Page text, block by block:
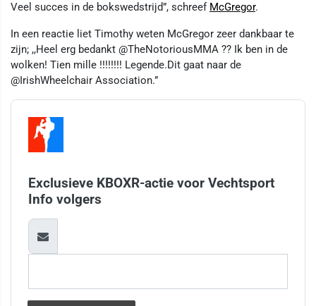
Veel succes in de bokswedstrijd”, schreef McGregor.
In een reactie liet Timothy weten McGregor zeer dankbaar te
zijn; ,,Heel erg bedankt @TheNotoriousMMA ?? Ik ben in de
wolken! Tien mille !!!!!!!! Legende.Dit gaat naar de
@IrishWheelchair Association.”
Exclusieve KBOXR-actie voor Vechtsport
Info volgers